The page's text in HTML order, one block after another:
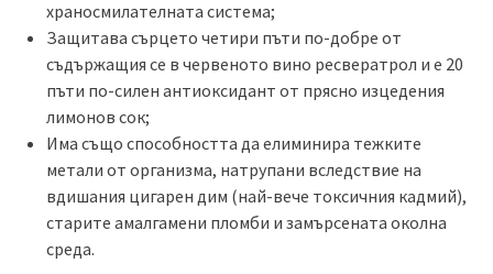
храносмилателната система;
Защитава сърцето четири пъти по-добре от
съдържащия се в червеното вино ресвератрол и е 20
пъти по-силен антиоксидант от прясно изцедения
лимонов сок;
Има също способността да елиминира тежките
метали от организма, натрупани вследствие на
вдишания цигарен дим (най-вече токсичния кадмий),
старите амалгамени пломби и замърсената околна
среда.